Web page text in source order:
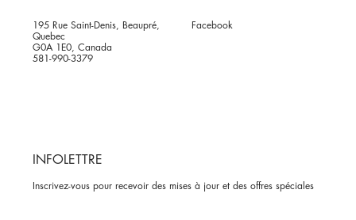
195 Rue Saint-Denis, Beaupré,
Quebec
G0A 1E0, Canada
581-990-3379
Facebook
INFOLETTRE
Inscrivez-vous pour recevoir des mises à jour et des offres spéciales